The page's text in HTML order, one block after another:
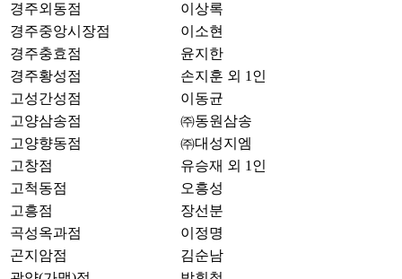
경주외동점
이상록
경주중앙시장점
이소현
경주충효점
윤지한
경주황성점
손지훈 외 1인
고성간성점
이동균
고양삼송점
㈜동원삼송
고양향동점
㈜대성지엠
고창점
유승재 외 1인
고척동점
오흥성
고흥점
장선분
곡성옥과점
이정명
곤지암점
김순남